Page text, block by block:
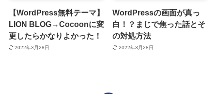
【WordPress無料テーマ】
LION BLOG→Cocoonに変
更したらかなりよかった！
2022年3月28日
WordPressの画面が真っ
白！？まじで焦った話とそ
の対処方法
2022年3月28日